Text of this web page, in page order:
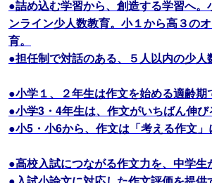
●詰め込む学習から、創造する学習へ。
ンライン少人数教育。小１から高３の
育。
●担任制で対話のある、５人以内の少人
●小学１、２年生は作文を始める適齢期
●小学3・4年生は、作文がいちばん伸
●小5・小6から、作文は「考える作文」
●高校入試につながる作文力を、中学生